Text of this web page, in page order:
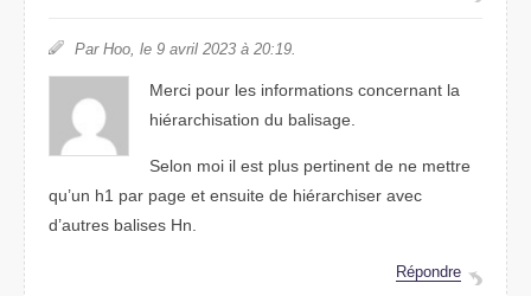
Par Hoo, le 9 avril 2023 à 20:19.
Merci pour les informations concernant la
hiérarchisation du balisage.
Selon moi il est plus pertinent de ne mettre
qu’un h1 par page et ensuite de hiérarchiser avec
d’autres balises Hn.
Répondre